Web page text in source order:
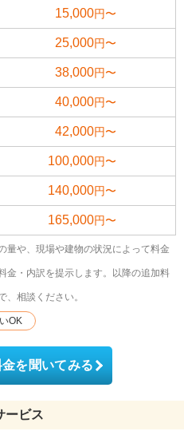
15,000円〜
25,000円〜
38,000円〜
40,000円〜
42,000円〜
100,000円〜
140,000円〜
165,000円〜
や、現場や建物の状況によって料金
・内訳を提示します。以降の追加料
相談ください。
OK
を聞いてみる
ービス